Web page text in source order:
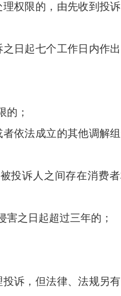
权限的，由先收到投
日起七个工作日内作
；
依法成立的其他调解
诉人之间存在消费者
之日起超过三年的；
诉，但法律、法规另有